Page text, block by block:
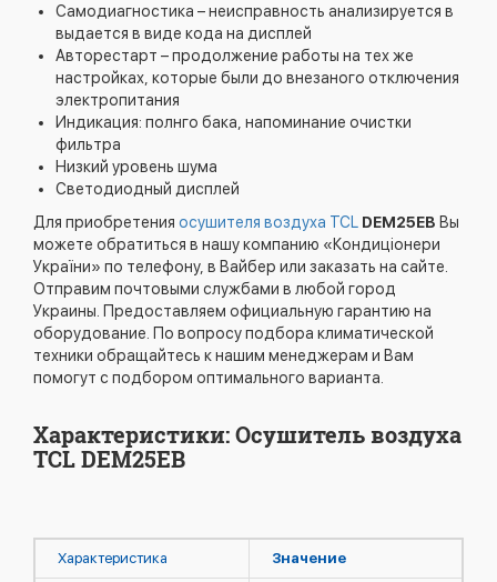
Самодиагностика – неисправность анализируется в
выдается в виде кода на дисплей
Авторестарт – продолжение работы на тех же
настройках, которые были до внезаного отключения
электропитания
Индикация: полнго бака, напоминание очистки
фильтра
Низкий уровень шума
Светодиодный дисплей
Для приобретения осушителя воздуха TCL DEM25EB Вы
можете обратиться в нашу компанию «Кондиціонери
України» по телефону, в Вайбер или заказать на сайте.
Отправим почтовыми службами в любой город
Украины. Предоставляем официальную гарантию на
оборудование. По вопросу подбора климатической
техники обращайтесь к нашим менеджерам и Вам
помогут с подбором оптимального варианта.
Характеристики: Осушитель воздуха
TCL DEM25EB
Характеристика Значение